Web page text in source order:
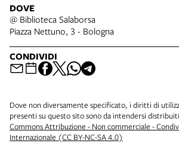
DOVE
@ Biblioteca Salaborsa
Piazza Nettuno, 3 - Bologna
CONDIVIDI
Dove non diversamente specificato, i diritti di
presenti su questo sito sono da intendersi
Commons Attribuzione - Non commerciale -
Internazionale (CC BY-NC-SA 4.0)